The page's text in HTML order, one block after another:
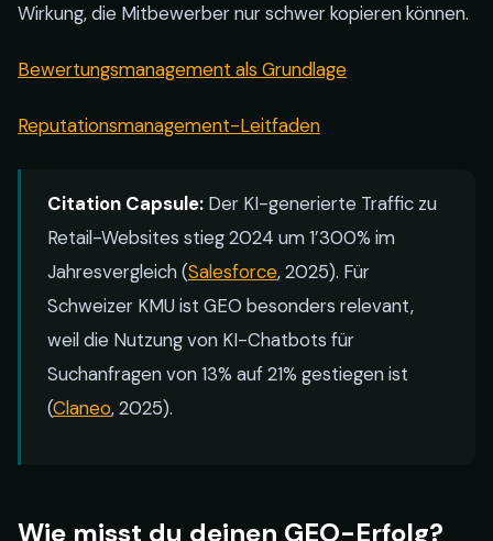
Wirkung, die Mitbewerber nur schwer kopieren können.
Bewertungsmanagement als Grundlage
Reputationsmanagement-Leitfaden
Citation Capsule: Der KI-generierte Traffic zu
Retail-Websites stieg 2024 um 1’300% im
Jahresvergleich (Salesforce, 2025). Für
Schweizer KMU ist GEO besonders relevant,
weil die Nutzung von KI-Chatbots für
Suchanfragen von 13% auf 21% gestiegen ist
(Claneo, 2025).
Wie misst du deinen GEO-Erfolg?